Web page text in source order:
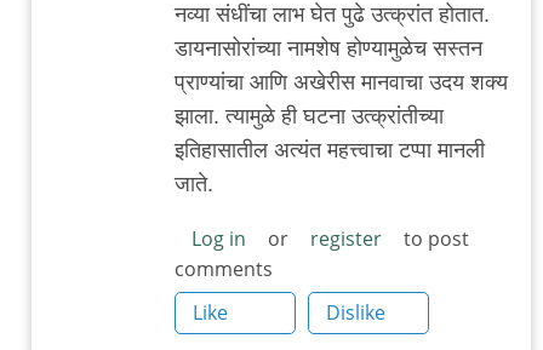
नव्या संधींचा लाभ घेत पुढे उत्क्रांत होतात.
डायनासोरांच्या नामशेष होण्यामुळेच सस्तन
प्राण्यांचा आणि अखेरीस मानवाचा उदय शक्य
झाला. त्यामुळे ही घटना उत्क्रांतीच्या
इतिहासातील अत्यंत महत्त्वाचा टप्पा मानली
जाते.
Log in or register
to post
comments
Like
Dislike